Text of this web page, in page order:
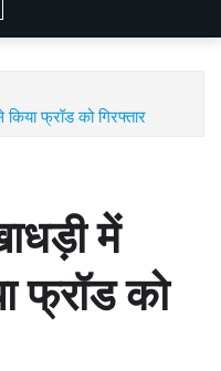
फ्रॉड को गिरफ्तार
में
फ्रॉड को